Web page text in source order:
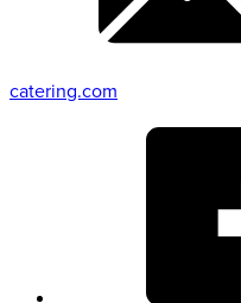
catering.com